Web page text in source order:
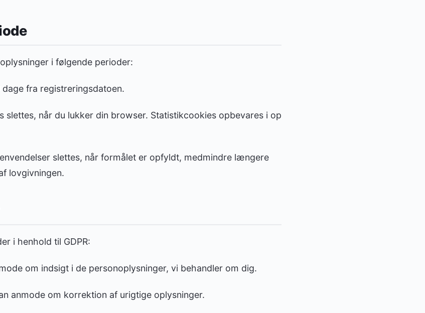
i følgende perioder:
fra registreringsdatoen.
slettes, når du lukker din browser. Statistikcookies opbevares i op
slettes, når formålet er opfyldt, medmindre længere
lovgivningen.
i henhold til GDPR:
om indsigt i de personoplysninger, vi behandler om dig.
anmode om korrektion af urigtige oplysninger.